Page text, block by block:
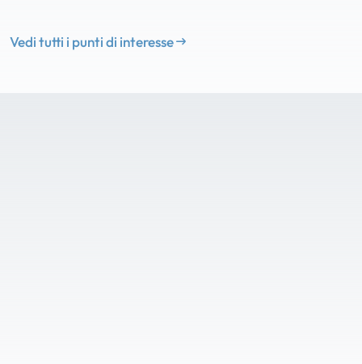
Vedi tutti i punti di interesse